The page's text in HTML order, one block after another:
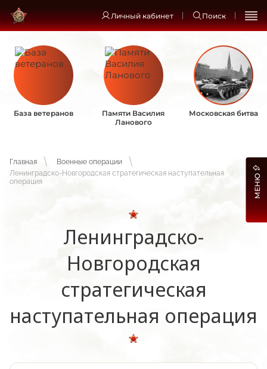
Личный кабинет Поиск
База ветеранов
Памяти Василия
Ланового
Московская битва
Главная
Военные операции
Ленинградско-Новгородская стратегическая наступательная
операция
Ленинградско-
Новгородская
стратегическая
наступательная операция
МЕНЮ